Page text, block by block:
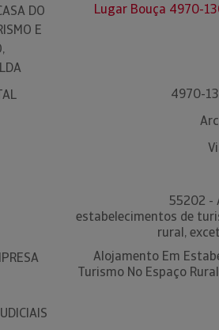
DO
E
Lugar Bouça 4970-
4970-
55202 -
estabelecimentos de
rural,
Alojamento Em
Turismo No Espaço